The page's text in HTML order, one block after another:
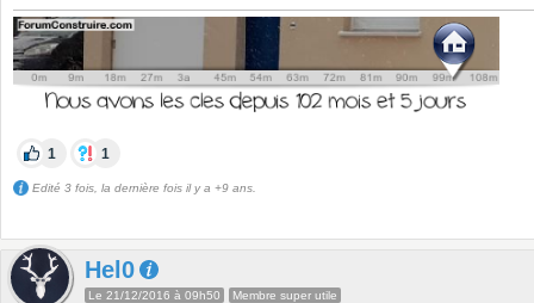
1 1
Edité 3 fois, la dernière fois il y a +9 ans.
Hel0
Le 21/12/2016 à 09h50 Membre super utile